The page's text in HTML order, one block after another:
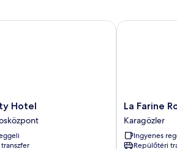
Hotel
La
Farine
Rooms
Karagözler
La Farine
Karagözler
Ingyenes
Repülőtéri
La Farine